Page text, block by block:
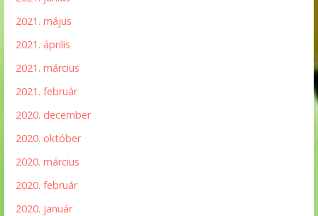
2021. május
2021. április
2021. március
2021. február
2020. december
2020. október
2020. március
2020. február
2020. január